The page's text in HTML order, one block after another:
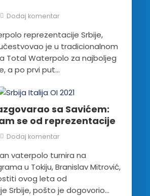
Dodaj komentar
reprezentacije Srbije,
je u tradicionalnom
Total Waterpolo za najboljeg
a po prvi put...
sa Savićem:
se od reprezentacije
Dodaj komentar
vaterpolo turnira na
u Tokiju, Branislav Mitrović,
ovog leta od
Srbije, pošto je dogovorio...